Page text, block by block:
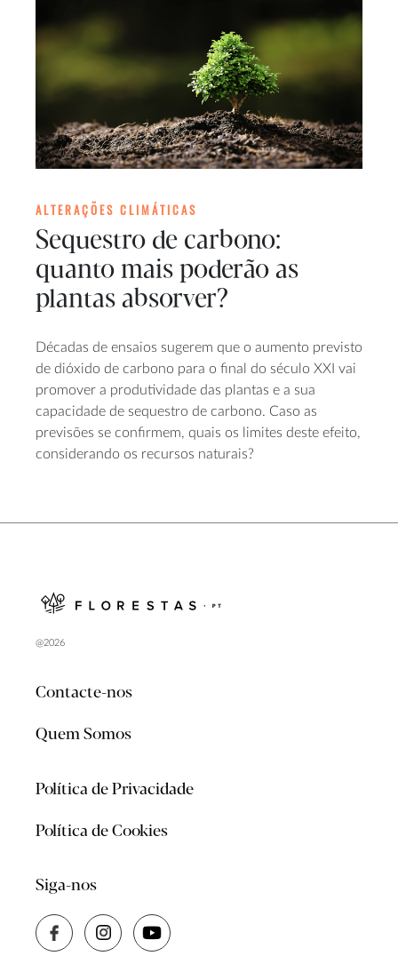
ALTERAÇÕES CLIMÁTICAS
Sequestro de carbono:
quanto mais poderão as
plantas absorver?
Décadas de ensaios sugerem que o aumento previsto
de dióxido de carbono para o final do século XXI vai
promover a produtividade das plantas e a sua
capacidade de sequestro de carbono. Caso as
previsões se confirmem, quais os limites deste efeito,
considerando os recursos naturais?
@2026
Contacte-nos
Quem Somos
Política de Privacidade
Política de Cookies
Siga-nos